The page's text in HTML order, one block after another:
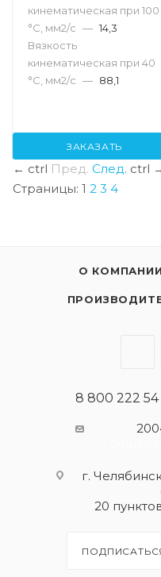
кинематическая при 100
°С, мм2/с — 14,3
Вязкость
кинематическая при 40
°С, мм2/с — 88,1
ЗАКАЗАТЬ
← ctrl Пред. След. ctrl
Страницы: 1 2 3 4
О КОМПАНИИ
8 800 222 54
г.
20